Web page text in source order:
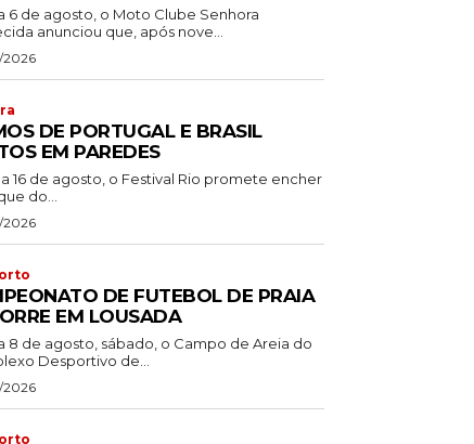
6 de agosto, o Moto Clube Senhora
anunciou que, após nove...
DE PORTUGAL E BRASIL
EM PAREDES
a 16 de agosto, o Festival Rio promete encher
do...
DE FUTEBOL DE PRAIA
EM LOUSADA
8 de agosto, sábado, o Campo de Areia do
Desportivo de...